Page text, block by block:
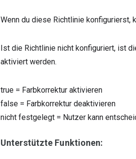
Wenn du diese Richtlinie konfigurierst,
Ist die Richtlinie nicht konfiguriert, ist
aktiviert werden.
true = Farbkorrektur aktivieren
false = Farbkorrektur deaktivieren
nicht festgelegt = Nutzer kann
Unterstützte Funktionen: